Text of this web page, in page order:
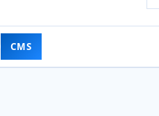
CMS